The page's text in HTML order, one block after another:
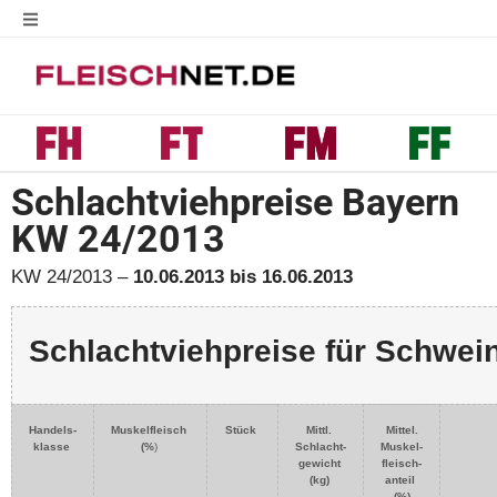
Schlachtviehpreise Bayern
KW 24/2013
KW 24/2013 –10.06.2013 bis 16.06.2013
Schlachtviehpreise für
Handels-
klasse
Muskelfleisch
(%)
Stück
Mittl.
Schlacht-
gewicht
(kg)
Mittel.
Muskel-
fleisch-
anteil